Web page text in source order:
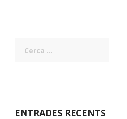
ENTRADES RECENTS